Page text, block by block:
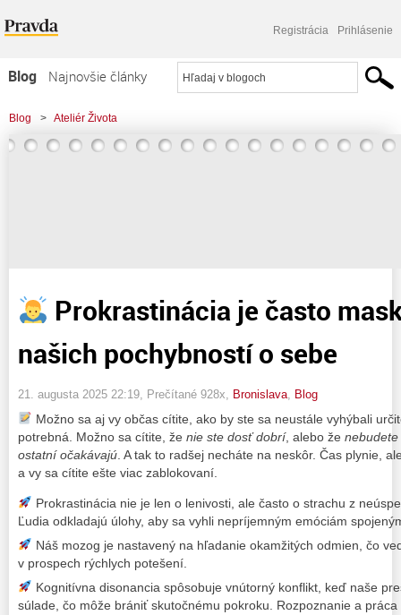
Registrácia Prihlásenie
Blog
Najnovšie články
Najčítanejšie články
Najkomentovanejšie články
Blog > Ateliér Života
> Prokrastinácia je často maskovaná forma našich pochybností o sebe
Prokrastinácia je často
našich pochybností o sebe
21. augusta 2025 22:19 , Prečítané 928x, Bronislava Blog
Možno sa aj vy občas cítite, ako by ste sa neustále vyhýbali
potrebná. Možno sa cítite, že nie ste dosť dobrí, alebo že
ostatní očakávajú . A tak to radšej necháte na neskôr. Čas plynie,
a vy sa cítite ešte viac zablokovaní.
Prokrastinácia nie je len o lenivosti, ale často o strachu z
Ľudia odkladajú úlohy, aby sa vyhli nepríjemným emóciám
Náš mozog je nastavený na hľadanie okamžitých odmien, čo
v prospech rýchlych potešení.
Kognitívna disonancia spôsobuje vnútorný konflikt, keď naše
súlade, čo môže brániť skutočnému pokroku. Rozpoznanie a